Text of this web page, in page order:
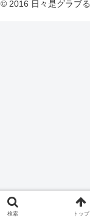
© 2016 日々是グラブる.
検索 トップ